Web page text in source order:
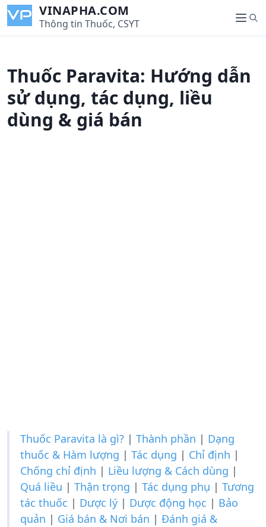
i
VINAPHA.COM
Thông tin Thuốc, CSYT
M
e
u
S
e
c
Thuốc Paravita: Hướng dẫn
sử dụng, tác dụng, liều
dùng & giá bán
Thuốc Paravita là gì? | Thành phần | Dạng
thuốc & Hàm lượng | Tác dụng | Chỉ định |
Chống chỉ định | Liều lượng & Cách dùng |
Quá liều | Thận trọng | Tác dụng phụ | Tương
tác thuốc | Dược lý | Dược động học | Bảo
quản | Giá bán & Nơi bán | Đánh giá &